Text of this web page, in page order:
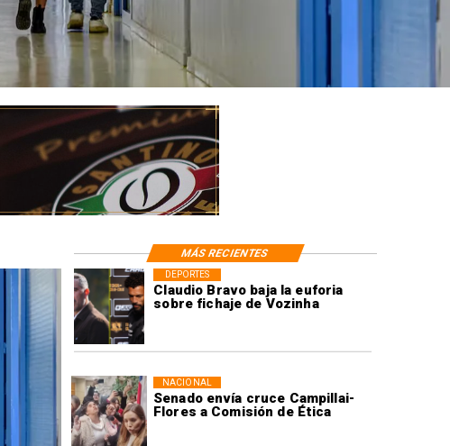
Claudio Bravo baja la euforia
sobre fichaje de Vozinha
DEPORTES
Senado envía cruce Campillai-
Flores a Comisión de Ética
NACIONAL
MÁS RECIENTES